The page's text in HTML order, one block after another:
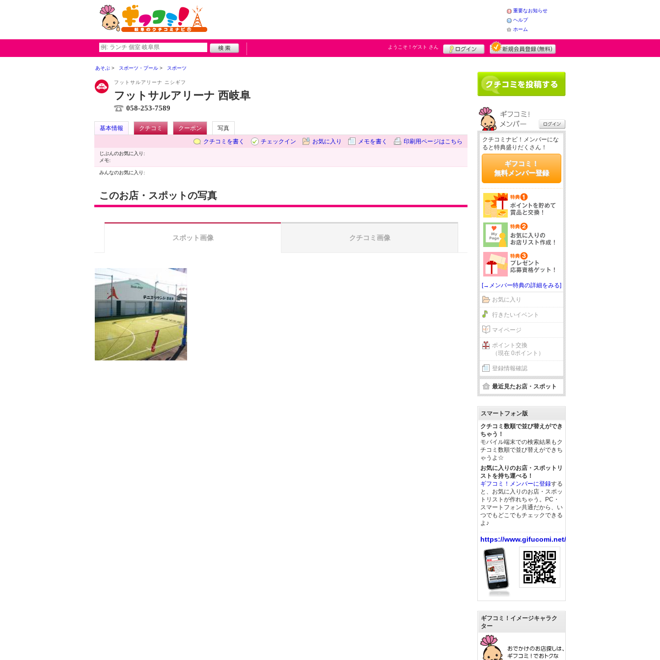
重要なお知らせ
ヘルプ
ホーム
ようこそ！ ゲスト さん
あそぶ スポーツ・プール スポーツ
フットサルアリーナ ニシギフ
フットサルアリーナ 西岐阜
058-253-7589
基本情報 クチコミ クーポン
写真
クチコミを書く
チェックイン お気に入り メモを書く 印刷用ページはこちら
じぶんのお気に入り:
メモ:
みんなのお気に入り:
このお店・スポットの写真
スポット画像 クチコミ画像
クチコミナビ！メンバーにな
ると特典盛りだくさん！
ギフコミ！
無料メンバー登録
[→メンバー特典の詳細をみる]
お気に入り
行きたいイベント
マイページ
ポイント交換
（現在 0ポイント）
登録情報確認
最近見たお店・スポット
スマートフォン版
クチコミ数順で並び替えができ
ちゃう！
モバイル端末での検索結果もク
チコミ数順で並び替えができち
ゃうよ☆
お気に入りのお店・スポットリ
ストを持ち運べる！
ギフコミ！メンバーに登録する
と、お気に入りのお店・スポッ
トリストが作れちゃう。PC・
スマートフォン共通だから、い
つでもどこでもチェックできる
よ♪
https://www.gifucomi.net/
ギフコミ！イメージキャラク
ター